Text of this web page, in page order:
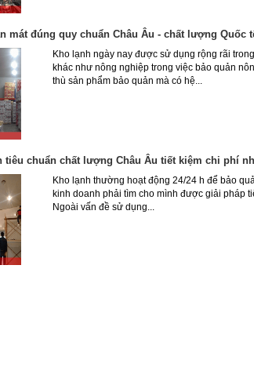
mát đúng quy chuẩn Châu Âu - chất lượng Quốc
Kho lạnh ngày nay được sử dụng rộng rãi
khác như nông nghiệp trong việc bảo quản
thù sản phẩm bảo quản mà có hệ...
tiêu chuẩn chất lượng Châu Âu tiết kiệm chi phí
Kho lạnh thường hoạt động 24/24 h để bảo
kinh doanh phải tìm cho mình được giải pháp
Ngoài vấn đề sử dụng...